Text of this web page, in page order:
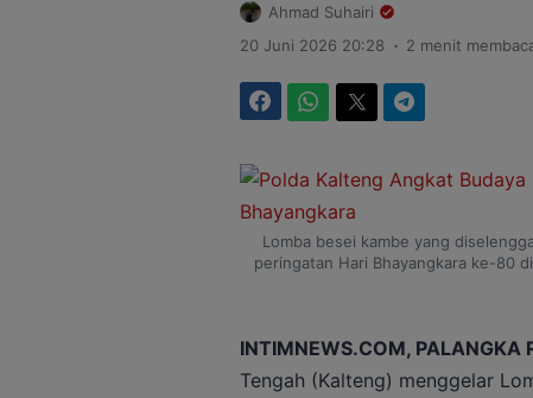
Ahmad Suhairi
20 Juni 2026 20:28 . 2 menit
Lomba besei kambe yang
peringatan Hari Bhayangkara ke-80
INTIMNEWS.COM, PALANGKA
Tengah (Kalteng) menggelar